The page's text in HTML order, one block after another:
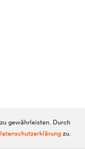
gewährleisten. Durch
zu.